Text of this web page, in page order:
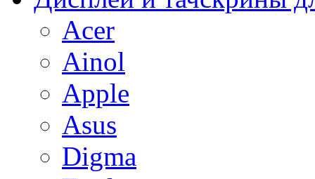
Acer
Ainol
Apple
Asus
Digma